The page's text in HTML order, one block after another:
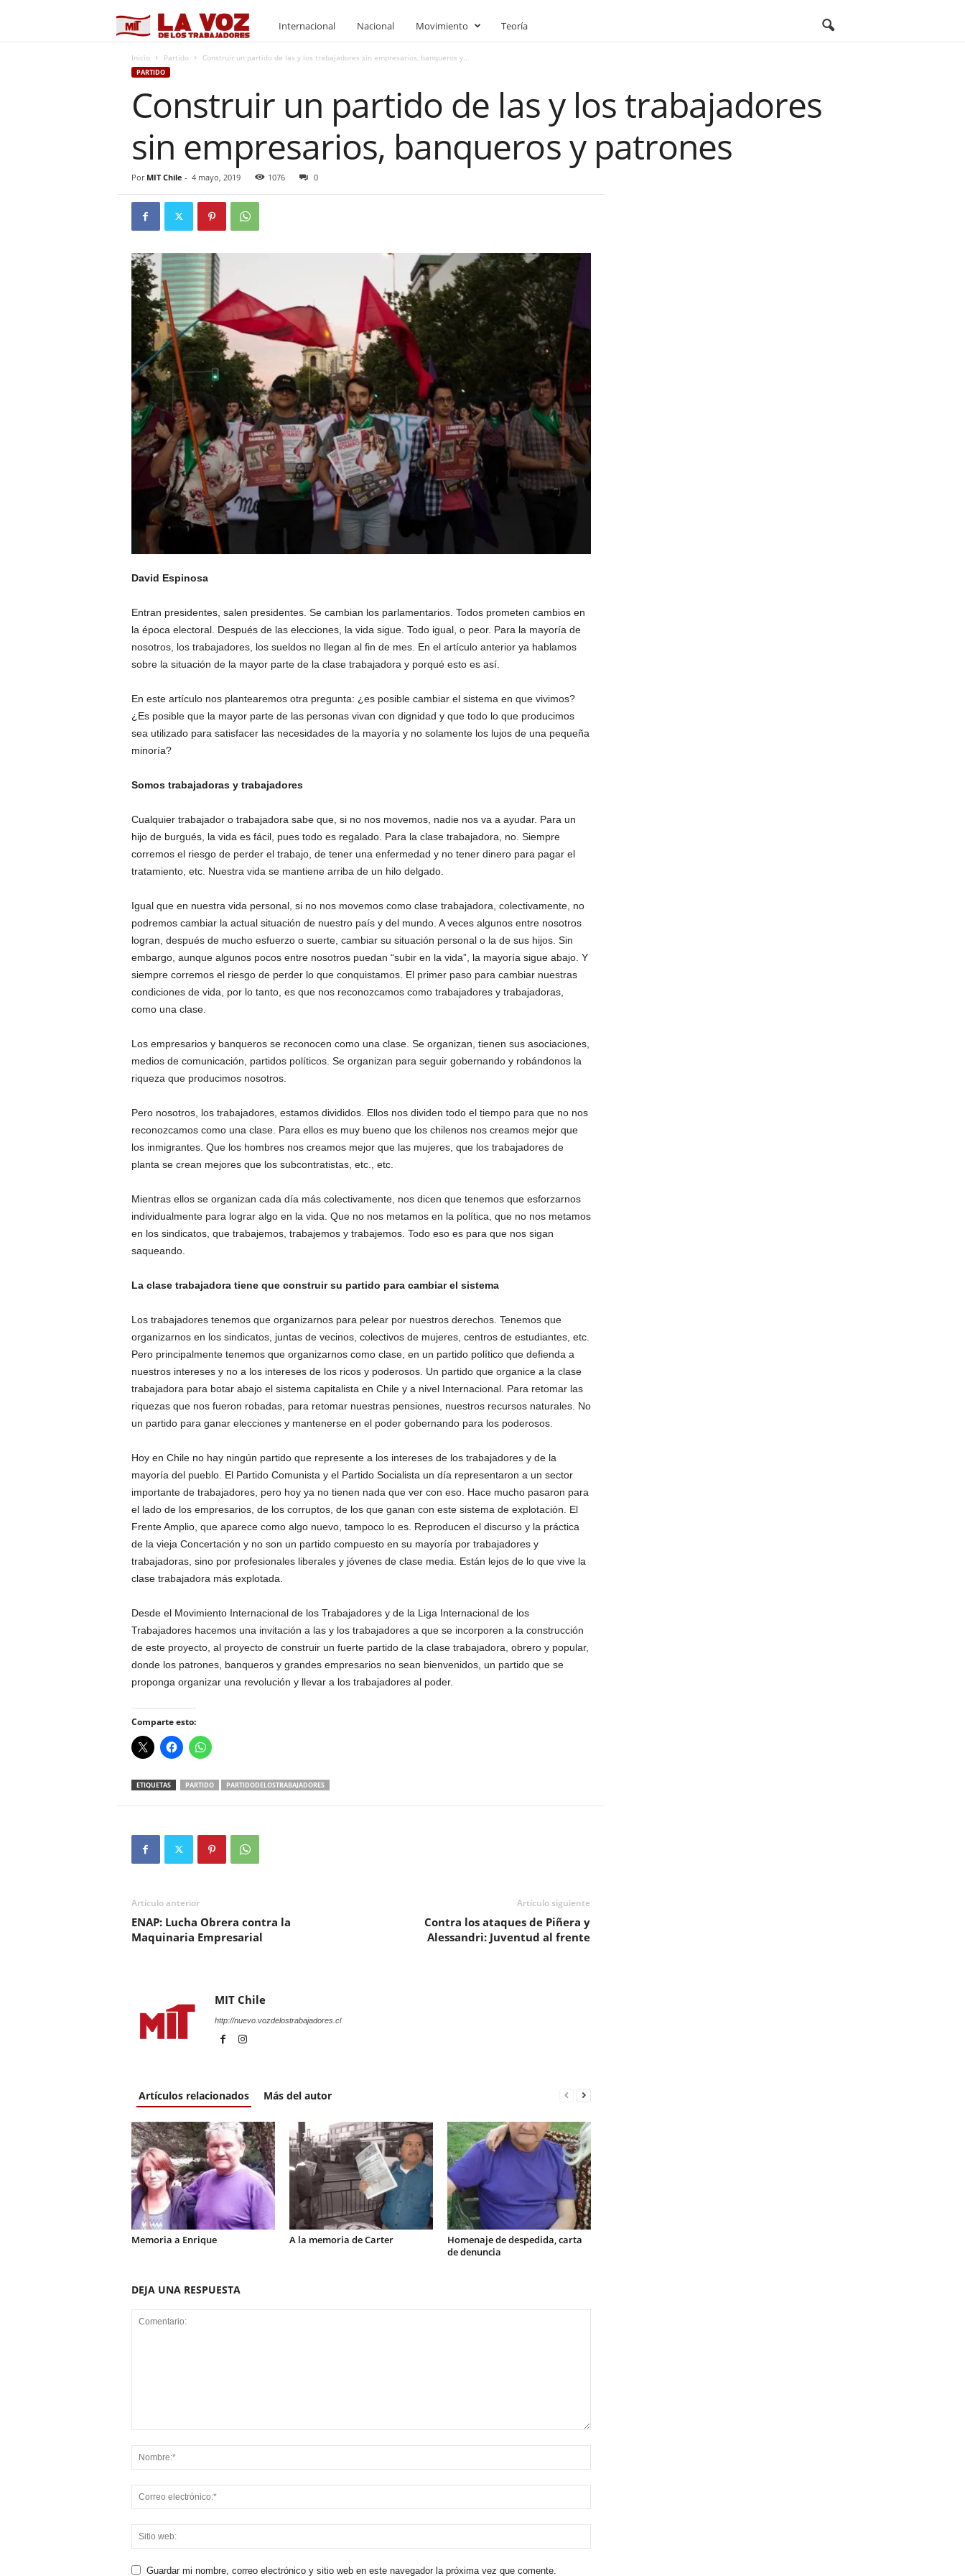
I
Internacional Nacional Movimiento Teoría
Inicio Partido Construir un partido de las y los trabajadores sin empresarios, banqueros y...
PARTIDO
Construir un partido de las y los trabajadores
sin empresarios, banqueros y patrones
Por MIT Chile - 4 mayo, 2019 1076 0
David Espinosa
Entran presidentes, salen presidentes. Se cambian los parlamentarios. Todos prometen cambios en
la época electoral. Después de las elecciones, la vida sigue. Todo igual, o peor. Para la mayoría de
nosotros, los trabajadores, los sueldos no llegan al fin de mes. En el artículo anterior ya hablamos
sobre la situación de la mayor parte de la clase trabajadora y porqué esto es así.
En este artículo nos plantearemos otra pregunta: ¿es posible cambiar el sistema en que vivimos?
¿Es posible que la mayor parte de las personas vivan con dignidad y que todo lo que producimos
sea utilizado para satisfacer las necesidades de la mayoría y no solamente los lujos de una pequeña
minoría?
Somos trabajadoras y trabajadores
Cualquier trabajador o trabajadora sabe que, si no nos movemos, nadie nos va a ayudar. Para un
hijo de burgués, la vida es fácil, pues todo es regalado. Para la clase trabajadora, no. Siempre
corremos el riesgo de perder el trabajo, de tener una enfermedad y no tener dinero para pagar el
tratamiento, etc. Nuestra vida se mantiene arriba de un hilo delgado.
Igual que en nuestra vida personal, si no nos movemos como clase trabajadora, colectivamente, no
podremos cambiar la actual situación de nuestro país y del mundo. A veces algunos entre nosotros
logran, después de mucho esfuerzo o suerte, cambiar su situación personal o la de sus hijos. Sin
embargo, aunque algunos pocos entre nosotros puedan “subir en la vida”, la mayoría sigue abajo. Y
siempre corremos el riesgo de perder lo que conquistamos. El primer paso para cambiar nuestras
condiciones de vida, por lo tanto, es que nos reconozcamos como trabajadores y trabajadoras,
como una clase.
Los empresarios y banqueros se reconocen como una clase. Se organizan, tienen sus asociaciones,
medios de comunicación, partidos políticos. Se organizan para seguir gobernando y robándonos la
riqueza que producimos nosotros.
Pero nosotros, los trabajadores, estamos divididos. Ellos nos dividen todo el tiempo para que no nos
reconozcamos como una clase. Para ellos es muy bueno que los chilenos nos creamos mejor que
los inmigrantes. Que los hombres nos creamos mejor que las mujeres, que los trabajadores de
planta se crean mejores que los subcontratistas, etc., etc.
Mientras ellos se organizan cada día más colectivamente, nos dicen que tenemos que esforzarnos
individualmente para lograr algo en la vida. Que no nos metamos en la política, que no nos metamos
en los sindicatos, que trabajemos, trabajemos y trabajemos. Todo eso es para que nos sigan
saqueando.
La clase trabajadora tiene que construir su partido para cambiar el sistema
Los trabajadores tenemos que organizarnos para pelear por nuestros derechos. Tenemos que
organizarnos en los sindicatos, juntas de vecinos, colectivos de mujeres, centros de estudiantes, etc.
Pero principalmente tenemos que organizarnos como clase, en un partido político que defienda a
nuestros intereses y no a los intereses de los ricos y poderosos. Un partido que organice a la clase
trabajadora para botar abajo el sistema capitalista en Chile y a nivel Internacional. Para retomar las
riquezas que nos fueron robadas, para retomar nuestras pensiones, nuestros recursos naturales. No
un partido para ganar elecciones y mantenerse en el poder gobernando para los poderosos.
Hoy en Chile no hay ningún partido que represente a los intereses de los trabajadores y de la
mayoría del pueblo. El Partido Comunista y el Partido Socialista un día representaron a un sector
importante de trabajadores, pero hoy ya no tienen nada que ver con eso. Hace mucho pasaron para
el lado de los empresarios, de los corruptos, de los que ganan con este sistema de explotación. El
Frente Amplio, que aparece como algo nuevo, tampoco lo es. Reproducen el discurso y la práctica
de la vieja Concertación y no son un partido compuesto en su mayoría por trabajadores y
trabajadoras, sino por profesionales liberales y jóvenes de clase media. Están lejos de lo que vive la
clase trabajadora más explotada.
Desde el Movimiento Internacional de los Trabajadores y de la Liga Internacional de los
Trabajadores hacemos una invitación a las y los trabajadores a que se incorporen a la construcción
de este proyecto, al proyecto de construir un fuerte partido de la clase trabajadora, obrero y popular,
donde los patrones, banqueros y grandes empresarios no sean bienvenidos, un partido que se
proponga organizar una revolución y llevar a los trabajadores al poder.
Comparte esto:
ETIQUETAS PARTIDO PARTIDODELOSTRABAJADORES
Artículo anterior
ENAP: Lucha Obrera contra la
Maquinaria Empresarial
Artículo siguiente
Contra los ataques de Piñera y
Alessandri: Juventud al frente
MIT Chile
http://nuevo.vozdelostrabajadores.cl
Artículos relacionados Más del autor
Memoria a Enrique A la memoria de Carter
Homenaje de despedida, carta
de denuncia
DEJA UNA RESPUESTA
Guardar mi nombre, correo electrónico y sitio web en este navegador la próxima vez que comente.